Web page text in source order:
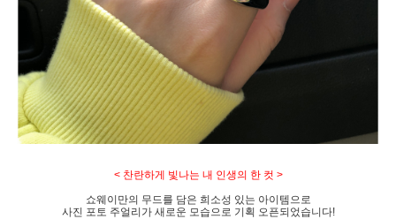
< 찬란하게 빛나는 내 인생의 한 컷 >
쇼웨이만의 무드를 담은 희소성 있는 아이템으로
사진 포토 주얼리가 새로운 모습으로 기획 오픈되었습니다!